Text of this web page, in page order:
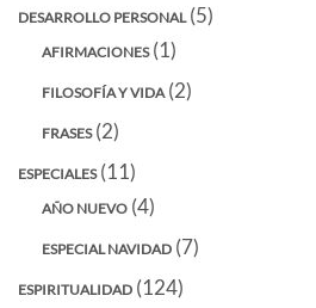
DESARROLLO PERSONAL(5)
AFIRMACIONES(1)
FILOSOFÍA Y VIDA (2)
FRASES(2)
ESPECIALES(11)
AÑO NUEVO (4)
ESPECIAL NAVIDAD (7)
ESPIRITUALIDAD (124)